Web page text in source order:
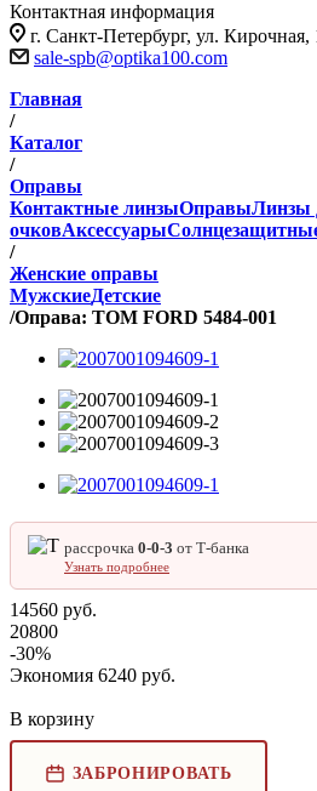
Контактная информация
г. Санкт-Петербург, ул.
sale-spb@optika100.com
Главная
/
Каталог
/
Оправы
Контактные линзыОправыЛинзы
очковАксессуары
/
Женские оправы
МужскиеДетские
/Оправа: TOM FORD 5484-001
рассрочка 0‑0‑3 от Т‑банка
Узнать подробнее
14560 руб.
20800
-30%
Экономия 6240 руб.
В корзину
ЗАБРОНИРОВАТЬ